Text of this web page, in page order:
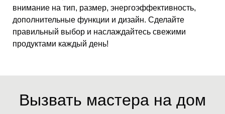
внимание на тип, размер, энергоэффективность,
дополнительные функции и дизайн. Сделайте
правильный выбор и наслаждайтесь свежими
продуктами каждый день!
Вызвать мастера на дом